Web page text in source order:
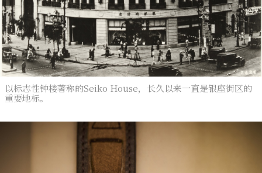
以标志性钟楼著称的Seiko House，长久以来一直是银座街区的
重要地标。